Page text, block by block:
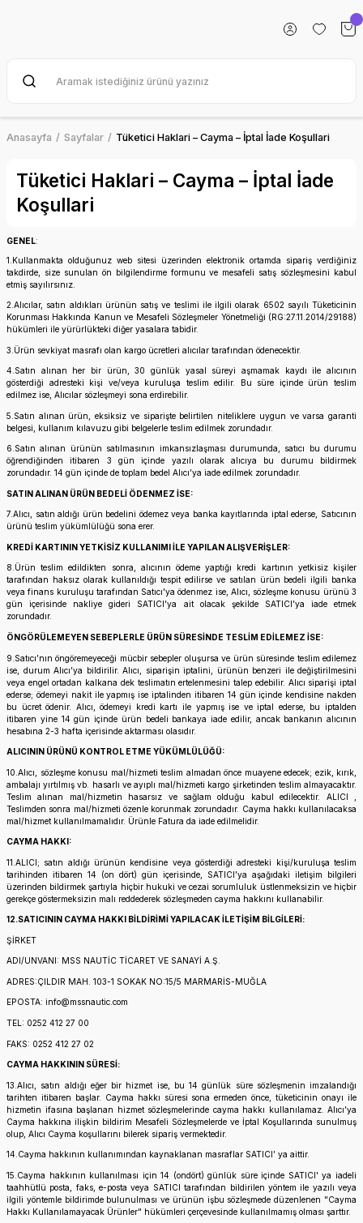
Anasayfa Sayfalar Tüketici Haklari – Cayma – İptal İade Koşullari
Tüketici Haklari – Cayma – İptal İade
Koşullari
GENEL:
1.Kullanmakta olduğunuz web sitesi üzerinden elektronik ortamda sipariş verdiğiniz
takdirde, size sunulan ön bilgilendirme formunu ve mesafeli satış sözleşmesini kabul
etmiş sayılırsınız.
2.Alıcılar, satın aldıkları ürünün satış ve teslimi ile ilgili olarak 6502 sayılı Tüketicinin
Korunması Hakkında Kanun ve Mesafeli Sözleşmeler Yönetmeliği (RG:27.11.2014/29188)
hükümleri ile yürürlükteki diğer yasalara tabidir.
3.Ürün sevkiyat masrafı olan kargo ücretleri alıcılar tarafından ödenecektir.
4.Satın alınan her bir ürün, 30 günlük yasal süreyi aşmamak kaydı ile alıcının
gösterdiği adresteki kişi ve/veya kuruluşa teslim edilir. Bu süre içinde ürün teslim
edilmez ise, Alıcılar sözleşmeyi sona erdirebilir.
5.Satın alınan ürün, eksiksiz ve siparişte belirtilen niteliklere uygun ve varsa garanti
belgesi, kullanım kılavuzu gibi belgelerle teslim edilmek zorundadır.
6.Satın alınan ürünün satılmasının imkansızlaşması durumunda, satıcı bu durumu
öğrendiğinden itibaren 3 gün içinde yazılı olarak alıcıya bu durumu bildirmek
zorundadır. 14 gün içinde de toplam bedel Alıcı’ya iade edilmek zorundadır.
SATIN ALINAN ÜRÜN BEDELİ ÖDENMEZ İSE:
7.Alıcı, satın aldığı ürün bedelini ödemez veya banka kayıtlarında iptal ederse, Satıcının
ürünü teslim yükümlülüğü sona erer.
KREDİ KARTININ YETKİSİZ KULLANIMI İLE YAPILAN ALIŞVERİŞLER:
8.Ürün teslim edildikten sonra, alıcının ödeme yaptığı kredi kartının yetkisiz kişiler
tarafından haksız olarak kullanıldığı tespit edilirse ve satılan ürün bedeli ilgili banka
veya finans kuruluşu tarafından Satıcı'ya ödenmez ise, Alıcı, sözleşme konusu ürünü 3
gün içerisinde nakliye gideri SATICI’ya ait olacak şekilde SATICI’ya iade etmek
zorundadır.
ÖNGÖRÜLEMEYEN SEBEPLERLE ÜRÜN SÜRESİNDE TESLİM EDİLEMEZ İSE:
9.Satıcı’nın öngöremeyeceği mücbir sebepler oluşursa ve ürün süresinde teslim edilemez
ise, durum Alıcı’ya bildirilir. Alıcı, siparişin iptalini, ürünün benzeri ile değiştirilmesini
veya engel ortadan kalkana dek teslimatın ertelenmesini talep edebilir. Alıcı siparişi iptal
ederse; ödemeyi nakit ile yapmış ise iptalinden itibaren 14 gün içinde kendisine nakden
bu ücret ödenir. Alıcı, ödemeyi kredi kartı ile yapmış ise ve iptal ederse, bu iptalden
itibaren yine 14 gün içinde ürün bedeli bankaya iade edilir, ancak bankanın alıcının
hesabına 2-3 hafta içerisinde aktarması olasıdır.
ALICININ ÜRÜNÜ KONTROL ETME YÜKÜMLÜLÜĞÜ:
10.Alıcı, sözleşme konusu mal/hizmeti teslim almadan önce muayene edecek; ezik, kırık,
ambalajı yırtılmış vb. hasarlı ve ayıplı mal/hizmeti kargo şirketinden teslim almayacaktır.
Teslim alınan mal/hizmetin hasarsız ve sağlam olduğu kabul edilecektir. ALICI ,
Teslimden sonra mal/hizmeti özenle korunmak zorundadır. Cayma hakkı kullanılacaksa
mal/hizmet kullanılmamalıdır. Ürünle Fatura da iade edilmelidir.
CAYMA HAKKI:
11.ALICI; satın aldığı ürünün kendisine veya gösterdiği adresteki kişi/kuruluşa teslim
tarihinden itibaren 14 (on dört) gün içerisinde, SATICI’ya aşağıdaki iletişim bilgileri
üzerinden bildirmek şartıyla hiçbir hukuki ve cezai sorumluluk üstlenmeksizin ve hiçbir
gerekçe göstermeksizin malı reddederek sözleşmeden cayma hakkını kullanabilir.
12.SATICININ CAYMA HAKKI BİLDİRİMİ YAPILACAK İLETİŞİM BİLGİLERİ:
ŞİRKET
ADI/UNVANI: MSS NAUTİC TİCARET VE SANAYİ A.Ş.
ADRES:ÇILDIR MAH. 103-1 SOKAK NO:15/5 MARMARİS-MUĞLA
EPOSTA: info@mssnautic.com
TEL: 0252 412 27 00
FAKS: 0252 412 27 02
CAYMA HAKKININ SÜRESİ:
13.Alıcı, satın aldığı eğer bir hizmet ise, bu 14 günlük süre sözleşmenin imzalandığı
tarihten itibaren başlar. Cayma hakkı süresi sona ermeden önce, tüketicinin onayı ile
hizmetin ifasına başlanan hizmet sözleşmelerinde cayma hakkı kullanılamaz. Alıcı’ya
Cayma hakkına ilişkin bildirim Mesafeli Sözleşmelerde ve İptal Koşullarında sunulmuş
olup, Alıcı Cayma koşullarını bilerek sipariş vermektedir.
14.Cayma hakkının kullanımından kaynaklanan masraflar SATICI’ ya aittir.
15.Cayma hakkının kullanılması için 14 (ondört) günlük süre içinde SATICI' ya iadeli
taahhütlü posta, faks, e-posta veya SATICI tarafından bildirilen yöntem ile yazılı veya
ilgili yöntemle bildirimde bulunulması ve ürünün işbu sözleşmede düzenlenen "Cayma
Hakkı Kullanılamayacak Ürünler" hükümleri çerçevesinde kullanılmamış olması şarttır.